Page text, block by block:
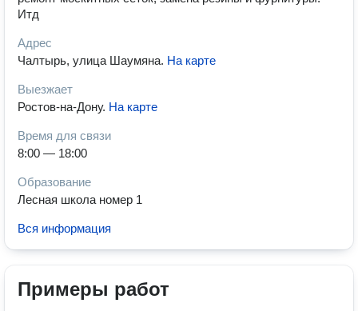
Итд
Адрес
Чалтырь, улица Шаумяна. На карте
Выезжает
Ростов-на-Дону. На карте
Время для связи
8:00 — 18:00
Образование
Лесная школа номер 1
Вся информация
Примеры работ